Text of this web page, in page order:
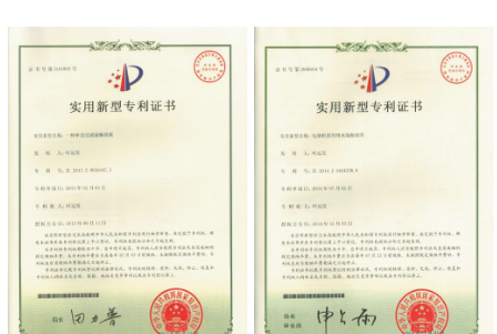
实用新型专利证书 电渗
析器用浓水隔板组件
东莞市特纯膜环保科技
有限公司营业执照